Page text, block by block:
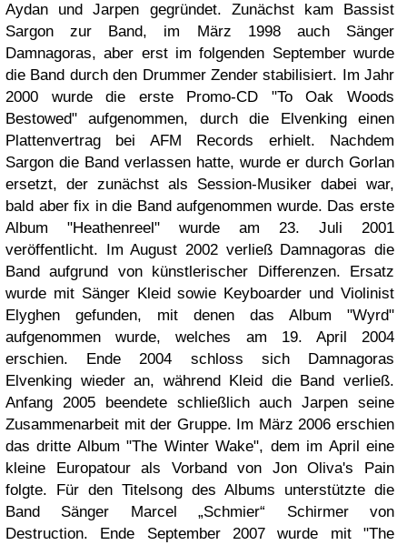
Aydan und Jarpen gegründet. Zunächst kam Bassist
Sargon zur Band, im März 1998 auch Sänger
Damnagoras, aber erst im folgenden September wurde
die Band durch den Drummer Zender stabilisiert. Im Jahr
2000 wurde die erste Promo-CD "To Oak Woods
Bestowed" aufgenommen, durch die Elvenking einen
Plattenvertrag bei AFM Records erhielt. Nachdem
Sargon die Band verlassen hatte, wurde er durch Gorlan
ersetzt, der zunächst als Session-Musiker dabei war,
bald aber fix in die Band aufgenommen wurde. Das erste
Album "Heathenreel" wurde am 23. Juli 2001
veröffentlicht. Im August 2002 verließ Damnagoras die
Band aufgrund von künstlerischer Differenzen. Ersatz
wurde mit Sänger Kleid sowie Keyboarder und Violinist
Elyghen gefunden, mit denen das Album "Wyrd"
aufgenommen wurde, welches am 19. April 2004
erschien.
Ende 2004 schloss sich Damnagoras
Elvenking wieder an, während Kleid die Band verließ.
Anfang 2005 beendete schließlich auch Jarpen seine
Zusammenarbeit mit der Gruppe. Im März 2006 erschien
das dritte Album "The Winter Wake", dem im April eine
kleine Europatour als Vorband von Jon Oliva's Pain
folgte. Für den Titelsong des Albums unterstützte die
Band Sänger Marcel „Schmier“ Schirmer von
Destruction.
Ende September 2007 wurde mit "The